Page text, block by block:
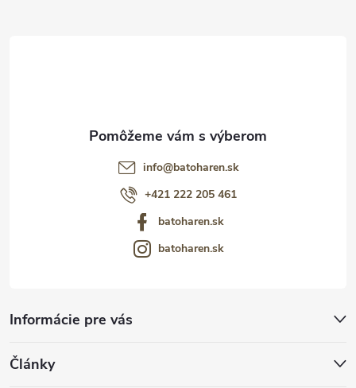
Informácie pre vás
Články
info@batoharen.sk
+421 222 205 461
batoharen.sk
batoharen.sk